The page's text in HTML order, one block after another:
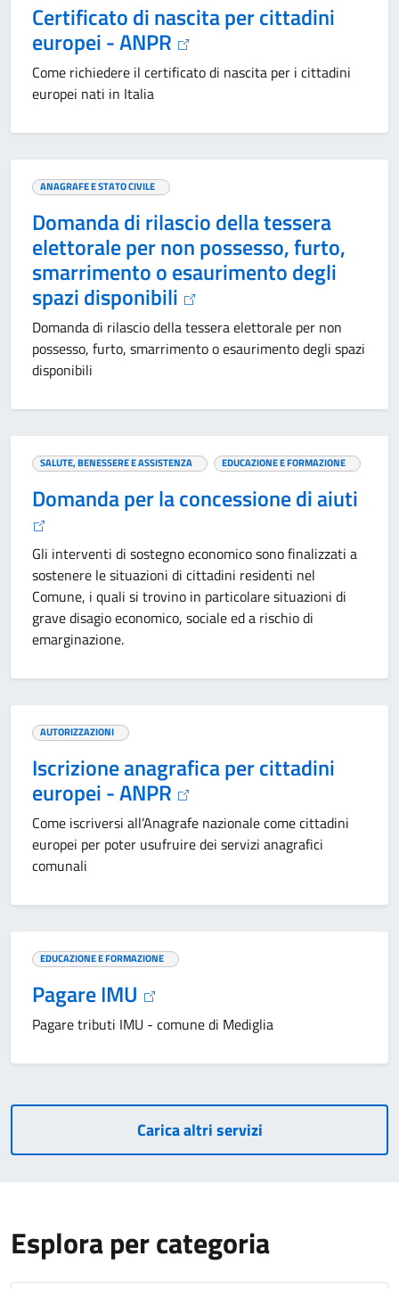
Certificato di nascita per cittadini
europei - ANPR
Come richiedere il certificato di nascita per i cittadini
europei nati in Italia
ANAGRAFE E STATO CIVILE
Domanda di rilascio della tessera
elettorale per non possesso, furto,
smarrimento o esaurimento degli
spazi disponibili
Domanda di rilascio della tessera elettorale per non
possesso, furto, smarrimento o esaurimento degli spazi
disponibili
SALUTE, BENESSERE E ASSISTENZA EDUCAZIONE E FORMAZIONE
Domanda per la concessione di aiuti
Gli interventi di sostegno economico sono finalizzati a
sostenere le situazioni di cittadini residenti nel
Comune, i quali si trovino in particolare situazioni di
grave disagio economico, sociale ed a rischio di
emarginazione.
AUTORIZZAZIONI
Iscrizione anagrafica per cittadini
europei - ANPR
Come iscriversi all’Anagrafe nazionale come cittadini
europei per poter usufruire dei servizi anagrafici
comunali
EDUCAZIONE E FORMAZIONE
Pagare IMU
Pagare tributi IMU - comune di Mediglia
Carica altri servizi
Esplora per categoria